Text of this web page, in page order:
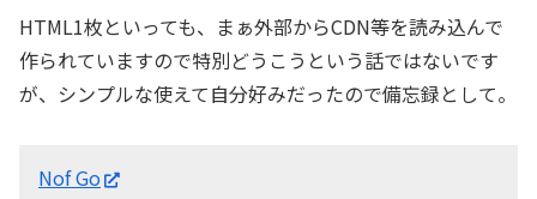
HTML1枚といっても、まぁ外部からCDN等を読み込んで
作られていますので特別どうこうという話ではないです
が、シンプルな使えて自分好みだったので備忘録として。
Nof Go